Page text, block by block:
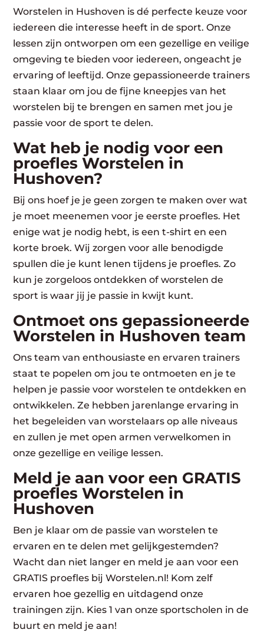
Worstelen in Hushoven is dé perfecte keuze voor
iedereen die interesse heeft in de sport. Onze
lessen zijn ontworpen om een gezellige en veilige
omgeving te bieden voor iedereen, ongeacht je
ervaring of leeftijd. Onze gepassioneerde trainers
staan klaar om jou de fijne kneepjes van het
worstelen bij te brengen en samen met jou je
passie voor de sport te delen.
Wat heb je nodig voor een
proefles Worstelen in
Hushoven?
Bij ons hoef je je geen zorgen te maken over wat
je moet meenemen voor je eerste proefles. Het
enige wat je nodig hebt, is een t-shirt en een
korte broek. Wij zorgen voor alle benodigde
spullen die je kunt lenen tijdens je proefles. Zo
kun je zorgeloos ontdekken of worstelen de
sport is waar jij je passie in kwijt kunt.
Ontmoet ons gepassioneerde
Worstelen in Hushoven team
Ons team van enthousiaste en ervaren trainers
staat te popelen om jou te ontmoeten en je te
helpen je passie voor worstelen te ontdekken en
ontwikkelen. Ze hebben jarenlange ervaring in
het begeleiden van worstelaars op alle niveaus
en zullen je met open armen verwelkomen in
onze gezellige en veilige lessen.
Meld je aan voor een GRATIS
proefles Worstelen in
Hushoven
Ben je klaar om de passie van worstelen te
ervaren en te delen met gelijkgestemden?
Wacht dan niet langer en meld je aan voor een
GRATIS proefles bij Worstelen.nl! Kom zelf
ervaren hoe gezellig en uitdagend onze
trainingen zijn. Kies 1 van onze sportscholen in de
buurt en meld je aan!